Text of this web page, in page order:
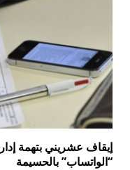
إيقاف عشريني بتهمة
“الواتساب” بالحسيمة